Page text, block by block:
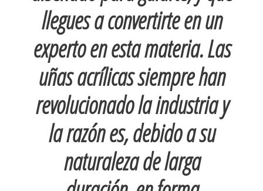
llegues a convertirte en un
experto en esta materia. Las
uñas acrílicas siempre han
revolucionado la industria y
la razón es, debido a su
naturaleza de larga